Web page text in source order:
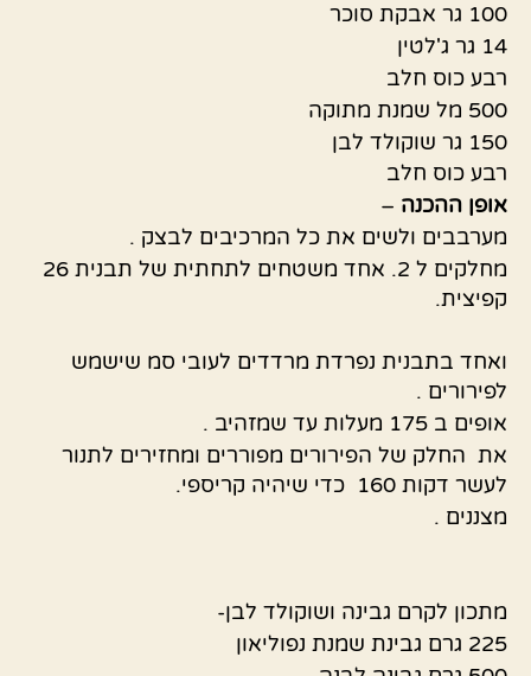
100 גר אבקת סוכר
14 גר ג'לטין
רבע כוס חלב
500 מל שמנת מתוקה
150 גר שוקולד לבן
רבע כוס חלב
אופן ההכנה –
מערבבים ולשים את כל המרכיבים לבצק .
מחלקים ל 2. אחד משטחים לתחתית של תבנית 26
קפיצית.
ואחד בתבנית נפרדת מרדדים לעובי סמ שישמש
לפירורים .
אופים ב 175 מעלות עד שמזהיב .
את החלק של הפירורים מפוררים ומחזירים לתנור
לעשר דקות 160 כדי שיהיה קריספי.
מצננים .
מתכון לקרם גבינה ושוקולד לבן-
225 גרם גבינת שמנת נפוליאון